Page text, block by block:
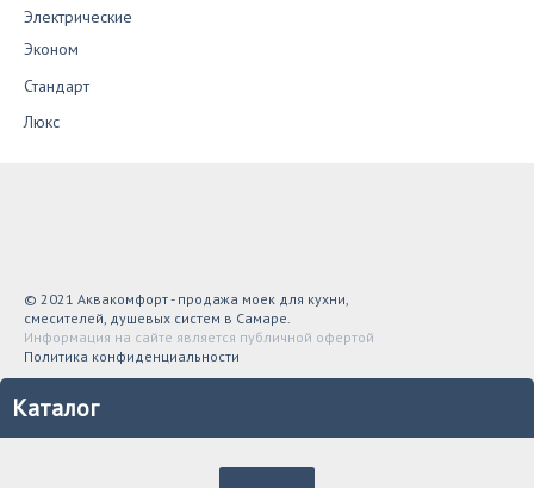
Электрические
Эконом
Стандарт
Люкс
© 2021 Аквакомфорт - продажа моек для кухни,
смесителей, душевых систем в Самаре.
Информация на сайте является публичной офертой
Политика конфиденциальности
Каталог